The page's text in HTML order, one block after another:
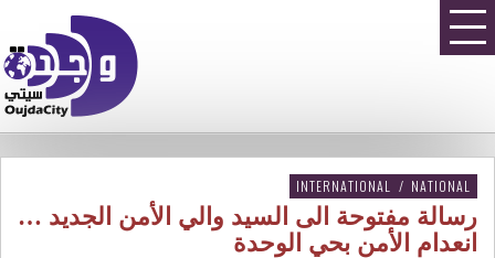
INTERNATIONAL / NATIONAL
رسالة مفتوحة الى السيد والي الأمن الجديد …
انعدام الأمن بحي الوحدة